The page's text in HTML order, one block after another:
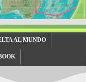
AL MUNDO